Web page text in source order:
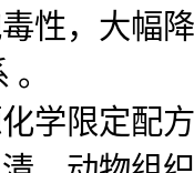
性，大幅
学限定配